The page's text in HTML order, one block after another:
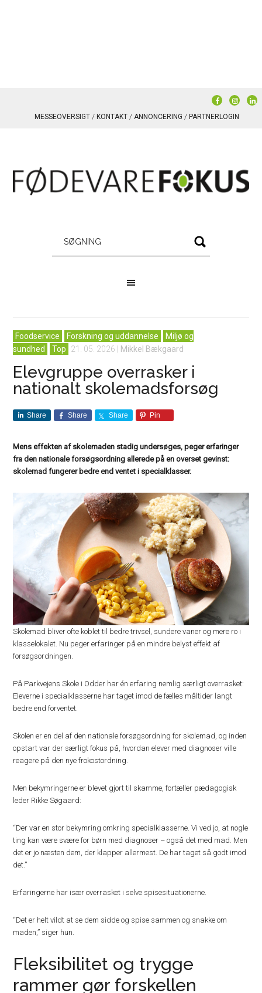
MESSEOVERSIGT KONTAKT ANNONCERING PARTNERLOGIN
Foodservice Forskning og uddannelse
Miljø og
sundhed
Top 21. 05. 2026 Mikkel Bækgaard
Elevgruppe overrasker i
nationalt skolemadsforsøg
Share Share Share Pin
Mens effekten af skolemaden stadig undersøges, peger erfaringer
fra den nationale forsøgsordning allerede på en overset gevinst:
skolemad fungerer bedre end ventet i specialklasser.
Skolemad bliver ofte koblet til bedre trivsel, sundere vaner og mere ro i
klasselokalet. Nu peger erfaringer på en mindre belyst effekt af
forsøgsordningen.
På Parkvejens Skole i Odder har én erfaring nemlig særligt overrasket:
Eleverne i specialklasserne har taget imod de fælles måltider langt
bedre end forventet.
Skolen er en del af den nationale forsøgsordning for skolemad, og inden
opstart var der særligt fokus på, hvordan elever med diagnoser ville
reagere på den nye frokostordning.
Men bekymringerne er blevet gjort til skamme, fortæller pædagogisk
leder Rikke Søgaard:
“Der var en stor bekymring omkring specialklasserne. Vi ved jo, at nogle
ting kan være svære for børn med diagnoser – også det med mad. Men
det er jo næsten dem, der klapper allermest. De har taget så godt imod
det.”
Erfaringerne har især overrasket i selve spisesituationerne.
“Det er helt vildt at se dem sidde og spise sammen og snakke om
maden,” siger hun.
Fleksibilitet og trygge
rammer gør forskellen